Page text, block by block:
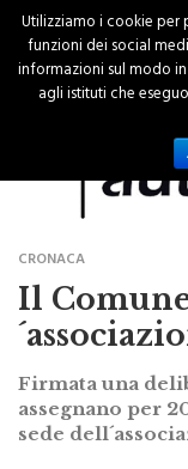
CRONACA
Il
Firmata una
assegnano per
Utilizziamo i cookie per
funzioni dei social
informazioni sul modo
agli istituti che